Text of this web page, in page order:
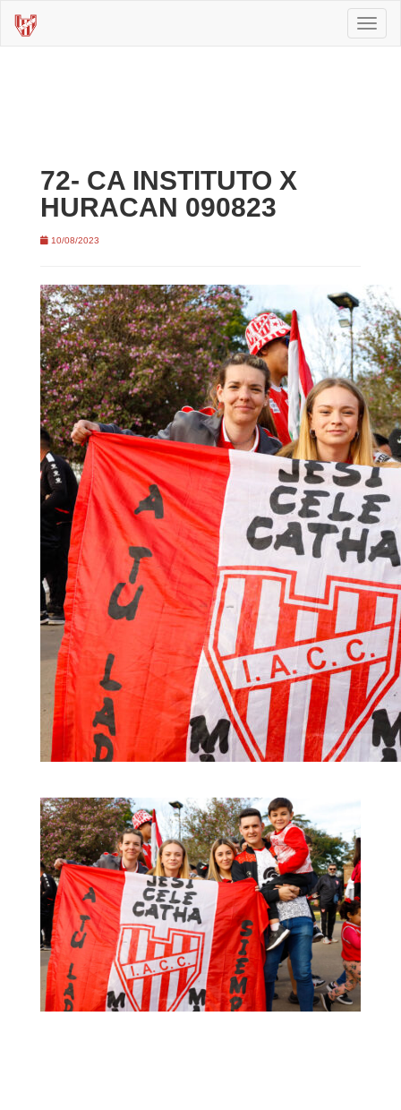
72- CA INSTITUTO X
HURACAN 090823
10/08/2023